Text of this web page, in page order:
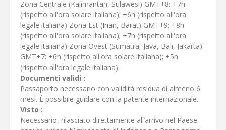
Zona Centrale (Kalimantan, Sulawesi) GMT+8: +7h
(rispetto all'ora solare italiana); +6h (rispetto all'ora
legale italiana) Zona Est (Irian, Barat) GMT+9: +8h
(rispetto all'ora solare italiana); +7h (rispetto all'ora
legale italiana) Zona Ovest (Sumatra, Java, Bali, Jakarta)
GMT+7: +6h (rispetto all'ora solare italiana); +5h
(rispetto all'ora legale italiana)
Documenti validi :
Passaporto necessario con validità residua di almeno 6
mesi. È possibile guidare con la patente internazionale.
Visto :
Necessario, rilasciato direttamente all’arrivo nel Paese